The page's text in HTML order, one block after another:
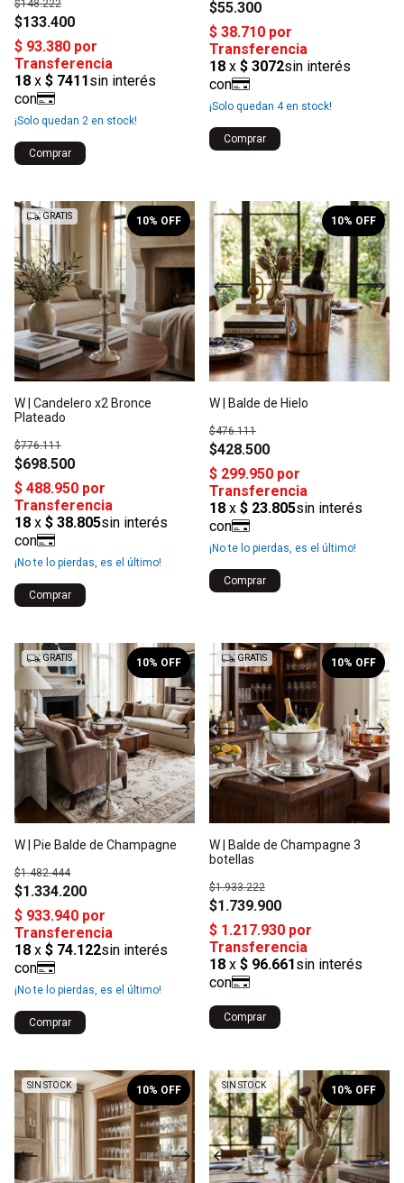
$133.400
$148.222
¡Solo quedan 2 en stock!
$55.300
¡Solo quedan 4en stock!
1/2
GRATIS
W | Candelero x2 Bronce
Plateado
$698.500
$776.111
10% OFF
¡No te lo pierdas, es el último!
1/2
W | Balde de Hielo
$428.500
$476.111
10% OFF
¡No te lo pierdas, es el último!
1/2
GRATIS
W | Pie Balde de Champagne
$1.334.200
$1.482.444
10% OFF
¡No te lo pierdas, es el último!
1/2
GRATIS
W | Balde de Champagne 3
botellas
$1.739.900
$1.933.222
10% OFF
1/2
SIN STOCK 10% OFF 1/2
SIN STOCK 10% OFF